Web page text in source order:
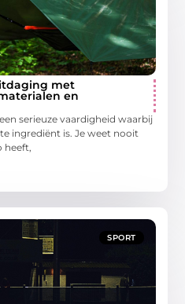
met
en
serieuze vaardigheid waarbij
ingrediënt is. Je weet nooit
SPORT